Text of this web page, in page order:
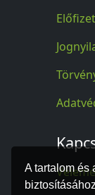
A tartalom és